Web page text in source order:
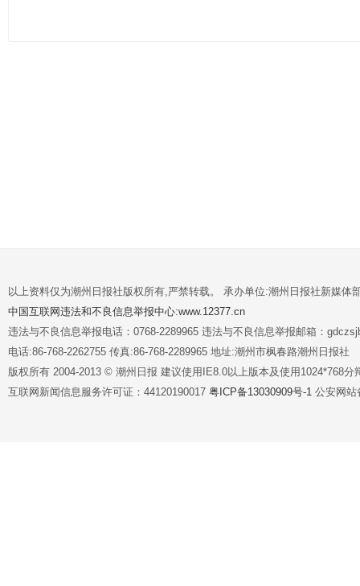
以上资料仅为潮州日报社版权所有,严禁转载。 承办单位:潮州日报社新媒体
中国互联网违法和不良信息举报中心:www.12377.cn
违法与不良信息举报电话：0768-2289965 违法与不良信息举报邮箱：
电话:86-768-2262755 传真:86-768-2289965 地址:潮州市枫春路潮州日报社
版权所有 2004-2013 © 潮州日报 建议使用IE8.0以上版本及使用1024*768分
互联网新闻信息服务许可证：44120190017 粤ICP备13030909号-1 公安网站